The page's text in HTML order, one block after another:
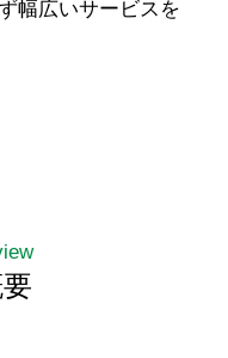
幅広いサービスを